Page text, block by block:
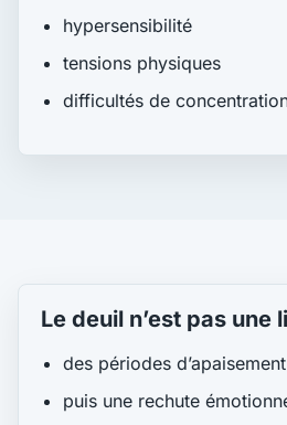
hypersensibilité
tensions physiques
difficultés de
Le deuil n’est pas une
des périodes d’apaisement
puis une rechute